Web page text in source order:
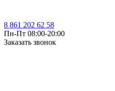
8 861 202 62 58
Пн-Пт 08:00-20:00
Заказать звонок